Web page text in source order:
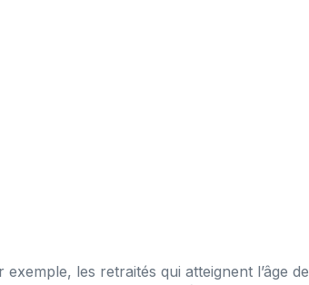
les retraités qui atteignent l’âge de